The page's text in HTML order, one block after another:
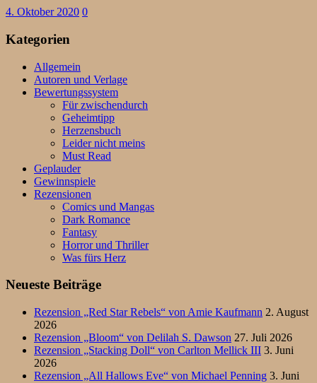
4. Oktober 2020 0
Kategorien
Allgemein
Autoren und Verlage
Bewertungssystem
Für zwischendurch
Geheimtipp
Herzensbuch
Leider nicht meins
Must Read
Geplauder
Gewinnspiele
Rezensionen
Comics und Mangas
Dark Romance
Fantasy
Horror und Thriller
Was fürs Herz
Neueste Beiträge
Rezension „Red Star Rebels“ von Amie Kaufmann 2. August
2026
Rezension „Bloom“ von Delilah S. Dawson 27. Juli 2026
Rezension „Stacking Doll“ von Carlton Mellick III 3. Juni
2026
Rezension „All Hallows Eve“ von Michael Penning 3. Juni